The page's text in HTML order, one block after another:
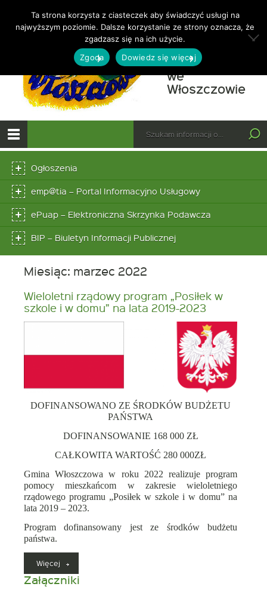
Ośrodek
Pomocy
Społecznej
we
Włoszczowie-
w
i
Górne
Otwórz
menu
główne
wpisz
szukaną
dolneOgłoszenia
emp@tia – Portal Informacyjno UsługowyLink
otwiera
się
ePuap – Elektroniczna Skrzynka Podawcza
otwiera
nowym
BIP – Biuletyn Informacji PublicznejLink
się
oknie
Miesiąc: marzec 2022
Wieloletni rządowy program „Posiłek w
szkole i w domu” na lata 2019-2023
DOFINANSOWANO ZE ŚRODKÓW BUDŻETU
PAŃSTWA
DOFINANSOWANIE 168 000 ZŁ
CAŁKOWITA WARTOŚĆ 280 000ZŁ
Gmina Włoszczowa w roku 2022 realizuje program
pomocy mieszkańcom w zakresie wieloletniego
rządowego programu „Posiłek w szkole i w domu” na
lata 2019 – 2023.
Program dofinansowany jest ze środków budżetu
państwa.
Więcej „Wieloletni
rządowy
program
Załączniki
Ta strona korzysta z ciasteczek aby świadczyć usługi na
najwyższym poziomie. Dalsze korzystanie ze strony oznacza, że
zgadzasz się na ich użycie.
Zgoda
Dowiedz się więcej